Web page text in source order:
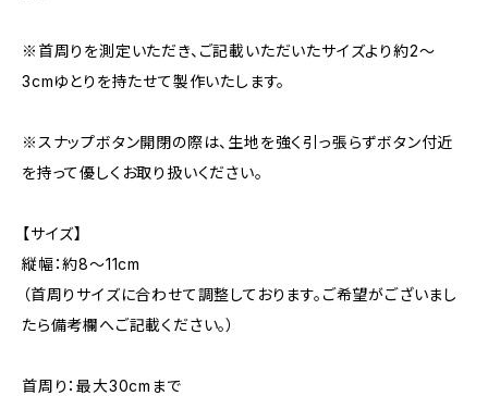
※首周りを測定いただき、ご記載いただいたサイズより約2〜
3cmゆとりを持たせて製作いたします。
※スナップボタン開閉の際は、生地を強く引っ張らずボタン付近
を持って優しくお取り扱いください。
【サイズ】
縦幅：約8〜11cm
（首周りサイズに合わせて調整しております。ご希望がございまし
たら備考欄へご記載ください。）
首周り：最大30cmまで